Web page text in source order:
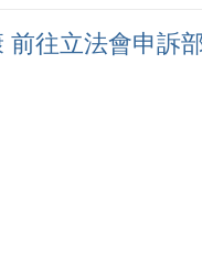
前往立法會申訴